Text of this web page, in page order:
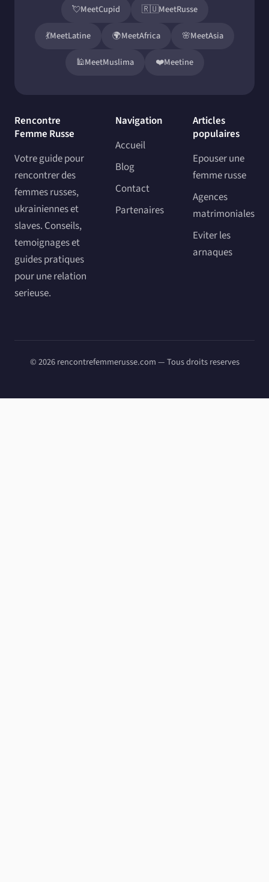
💘MeetCupid 🇷🇺MeetRusse
💃MeetLatine 🌍MeetAfrica 🌸MeetAsia
🕌MeetMuslima ❤️Meetine
Rencontre
Femme Russe
Votre guide pour
rencontrer des
femmes russes,
ukrainiennes et
slaves. Conseils,
temoignages et
guides pratiques
pour une relation
serieuse.
Navigation
Accueil
Blog
Contact
Partenaires
Articles
populaires
Epouser une
femme russe
Agences
matrimoniales
Eviter les
arnaques
© 2026 rencontrefemmerusse.com — Tous droits reserves